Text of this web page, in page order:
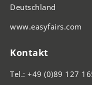
Deutschland
www.easyfairs.com
Kontakt
Tel.: +49 (0)89 127